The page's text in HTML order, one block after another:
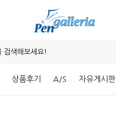
상품후기 A/S 자유게시판